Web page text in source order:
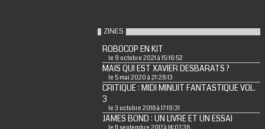
ZINES
ROBOCOP EN KIT
le 9 octobre 2021 à 15:16:52
MAIS QUI EST XAVIER DESBARATS ?
le 5 mai 2020 à 21:28:13
CRITIQUE : MIDI MINUIT FANTASTIQUE VOL.
3
le 3 octobre 2018 à 17:19:31
JAMES BOND : UN LIVRE ET UN ESSAI